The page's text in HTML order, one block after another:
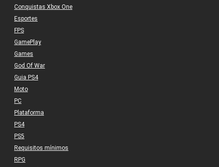
Conquistas Xbox One
Esportes
FPS
GamePlay
Games
God Of War
Guia PS4
Moto
PC
Plataforma
PS4
PS5
Requisitos mínimos
RPG